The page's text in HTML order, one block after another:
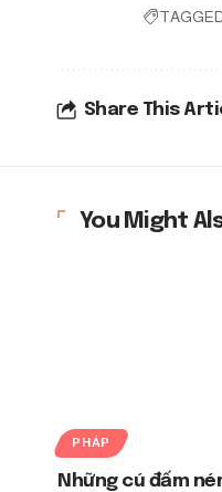
Share This
You Might
PHÁP
Những cú đấm